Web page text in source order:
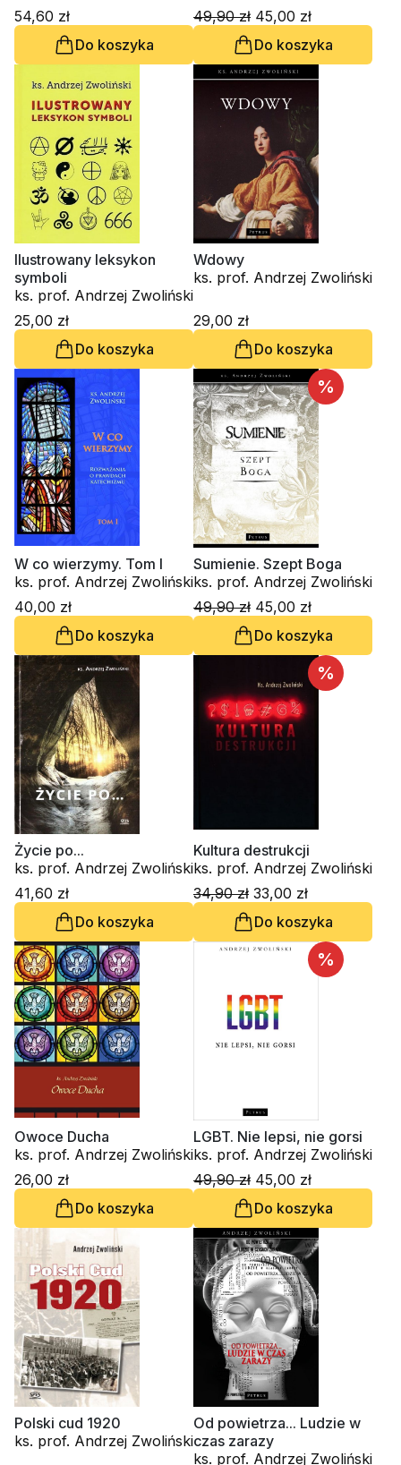
54,60 zł
Do koszyka
49,90 zł 45,00 zł
Do koszyka
Ilustrowany leksykon
symboli
ks. prof. Andrzej Zwoliński
25,00 zł
Do koszyka
Wdowy
ks. prof. Andrzej Zwoliński
29,00 zł
Do koszyka
W co wierzymy. Tom I
ks. prof. Andrzej Zwoliński
40,00 zł
Do koszyka
%
Sumienie. Szept Boga
ks. prof. Andrzej Zwoliński
49,90 zł 45,00 zł
Do koszyka
Życie po...
ks. prof. Andrzej Zwoliński
41,60 zł
Do koszyka
%
Kultura destrukcji
ks. prof. Andrzej Zwoliński
34,90 zł 33,00 zł
Do koszyka
Owoce Ducha
ks. prof. Andrzej Zwoliński
26,00 zł
Do koszyka
%
LGBT. Nie lepsi, nie gorsi
ks. prof. Andrzej Zwoliński
49,90 zł 45,00 zł
Do koszyka
Polski cud 1920
ks. prof. Andrzej Zwoliński
Od powietrza... Ludzie w
czas zarazy
ks. prof. Andrzej Zwoliński